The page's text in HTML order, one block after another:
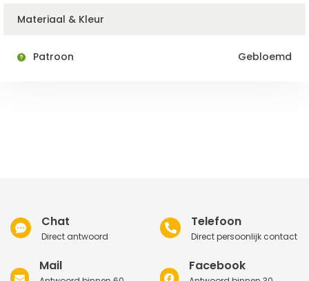
Materiaal & Kleur
Patroon Gebloemd
Chat
Direct antwoord
Telefoon
Direct persoonlijk contact
Mail Facebook